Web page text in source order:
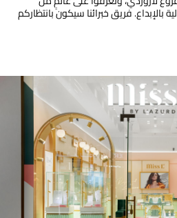
بالإبداع. فريق خبرائنا سيكون بانتظاركم